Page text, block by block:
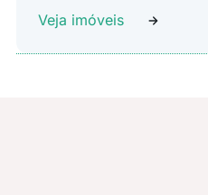
Veja imóveis